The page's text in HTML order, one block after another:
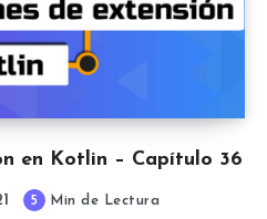
en Kotlin – Capítulo 36
5 Min de Lectura